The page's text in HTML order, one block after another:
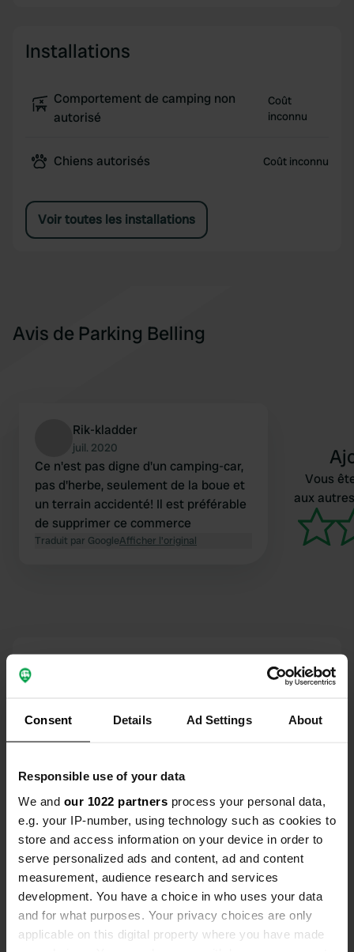
Consent Details Ad Settings About
Responsible use of your data
We and our 1022 partners process your personal data,
e.g. your IP-number, using technology such as cookies to
store and access information on your device in order to
serve personalized ads and content, ad and content
measurement, audience research and services
development. You have a choice in who uses your data
and for what purposes. Your privacy choices are only
applicable on this digital property where you have made
Installations
Comportement de camping non
autorisé
Coût
inconnu
Chiens autorisés Coût inconnu
Voir toutes les installations
Avis de Parking Belling
Rik-kladder
juil. 2020
Ce n'est pas digne d'un camping-car,
pas d'herbe, seulement de la boue et
un terrain accidenté! Il est préférable
de supprimer ce commerce
Traduit par GoogleAfficher l'original
Vous
aux
Contact
Dorfstraße 8
17309, Jatznick, Allemagne
Copie
Coordonnées
53° 32' 59" N 13° 58' 7" E
Copie
53.54974 13.96862
Copie
Code du site
71062
Passer àPRO+
pour toutes les coordonnées PRO+